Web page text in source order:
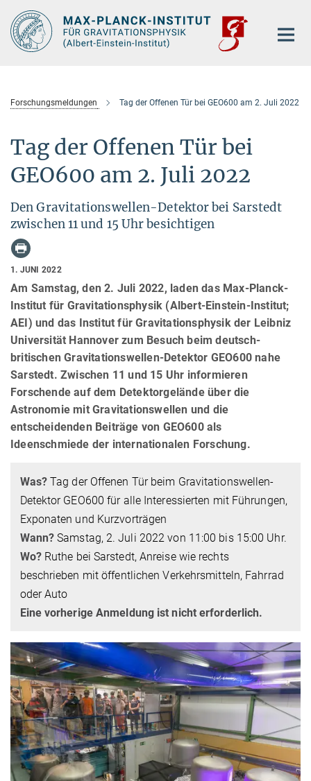
Hauptinhalt
Forschungsmeldungen Tag der Offenen Tür bei GEO600 am 2. Juli 2022
Tag der Offenen Tür bei
GEO600 am 2. Juli 2022
Den Gravitationswellen-Detektor bei Sarstedt
zwischen 11 und 15 Uhr besichtigen
1. JUNI 2022
Am Samstag, den 2. Juli 2022, laden das Max-Planck-
Institut für Gravitationsphysik (Albert-Einstein-Institut;
AEI) und das Institut für Gravitationsphysik der Leibniz
Universität Hannover zum Besuch beim deutsch-
britischen Gravitationswellen-Detektor GEO600 nahe
Sarstedt. Zwischen 11 und 15 Uhr informieren
Forschende auf dem Detektorgelände über die
Astronomie mit Gravitationswellen und die
entscheidenden Beiträge von GEO600 als
Ideenschmiede der internationalen Forschung.
Was?Tag der Offenen Tür beim Gravitationswellen-
Detektor GEO600 für alle Interessierten mit Führungen,
Exponaten und Kurzvorträgen
Wann? Samstag, 2. Juli 2022 von 11:00 bis 15:00 Uhr.
Wo?Ruthe bei Sarstedt, Anreise wie rechts
beschrieben mit öffentlichen Verkehrsmitteln, Fahrrad
oder Auto
Eine vorherige Anmeldung ist nicht erforderlich.